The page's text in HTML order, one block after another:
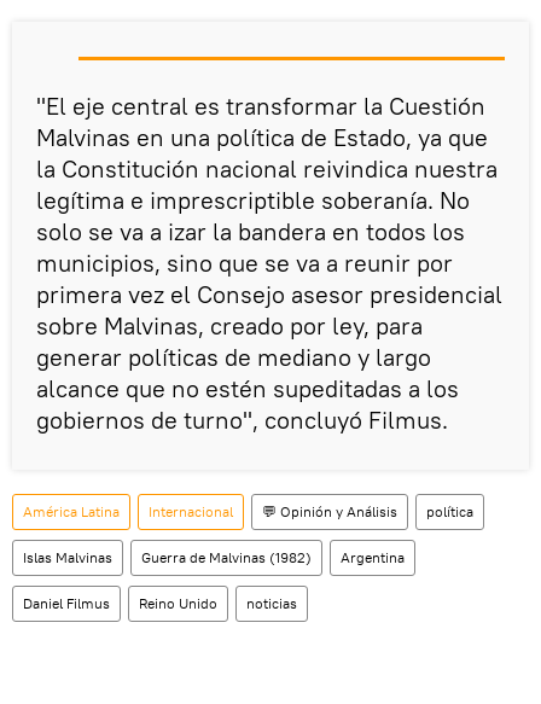
"El eje central es transformar la Cuestión
Malvinas en una política de Estado, ya que
la Constitución nacional reivindica nuestra
legítima e imprescriptible soberanía. No
solo se va a izar la bandera en todos los
municipios, sino que se va a reunir por
primera vez el Consejo asesor presidencial
sobre Malvinas, creado por ley, para
generar políticas de mediano y largo
alcance que no estén supeditadas a los
gobiernos de turno", concluyó Filmus.
América Latina Internacional 💬 Opinión y Análisis política
Islas Malvinas Guerra de Malvinas (1982) Argentina
Daniel Filmus Reino Unido noticias